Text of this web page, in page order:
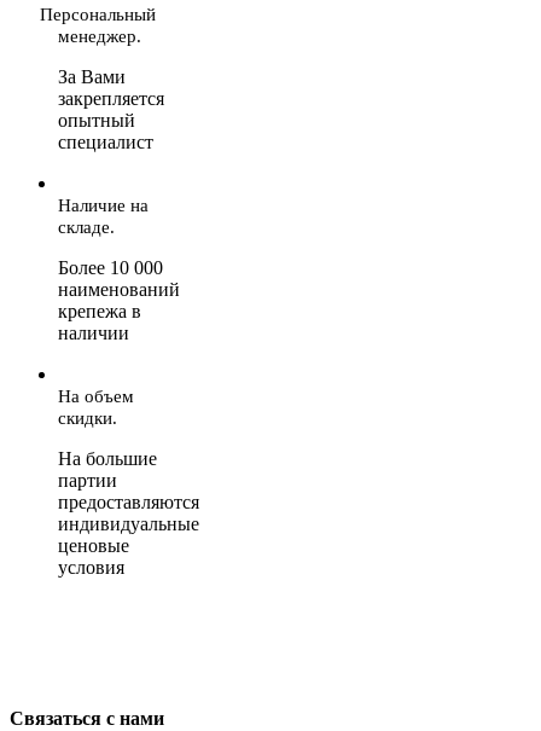
Персональный
менеджер.
За Вами
закрепляется
опытный
специалист
Наличие на
складе.
Более 10 000
наименований
крепежа в
наличии
На объем
скидки.
На большие
партии
предоставляются
индивидуальные
ценовые
условия
Связаться с нами